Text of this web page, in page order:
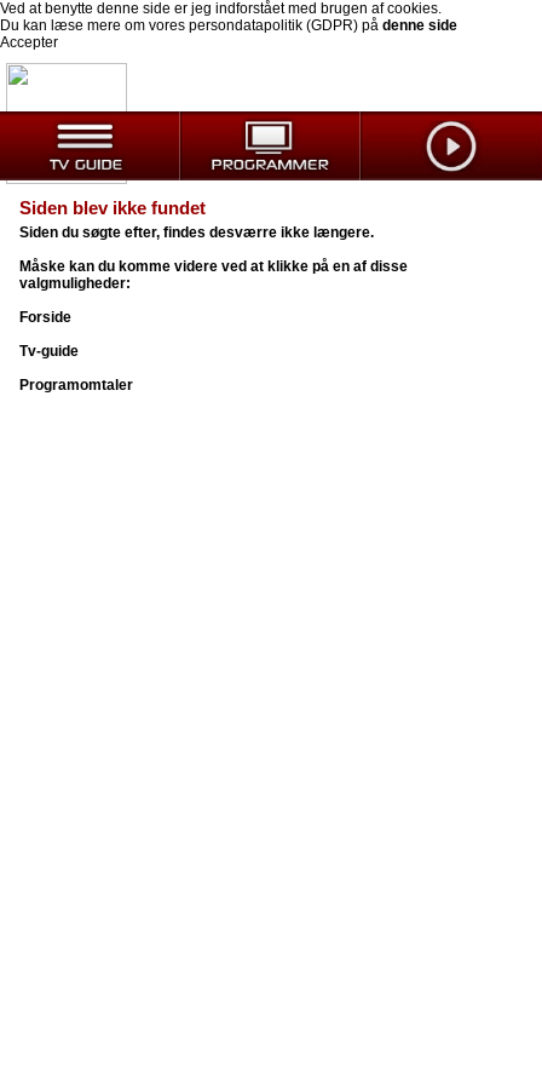
Ved at benytte denne side er jeg indforstået med brugen af cookies.
Du kan læse mere om vores persondatapolitik (GDPR) på denne side
Accepter
Siden blev ikke fundet
Siden du søgte efter, findes desværre ikke længere.
Måske kan du komme videre ved at klikke på en af disse
valgmuligheder:
Forside
Tv-guide
Programomtaler